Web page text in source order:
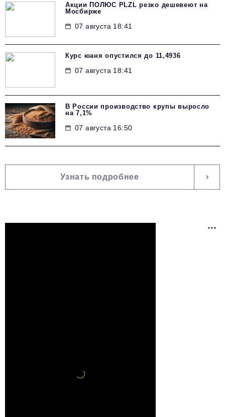
Акции ПОЛЮС PLZL резко дешевеют на
Мосбирже
07 августа 18:41
Курс юаня опустился до 11,4936
07 августа 18:41
В России производство крупы выросло
на 7,1%
07 августа 16:50
Узнать подробнее